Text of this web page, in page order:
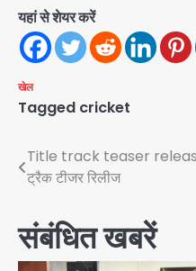
यहां से शेयर करें
खेल
Tagged cricket
Post
navigation
Title track teaser released:
ट्रैक टीजर रिलीज
संबंधित खबरें